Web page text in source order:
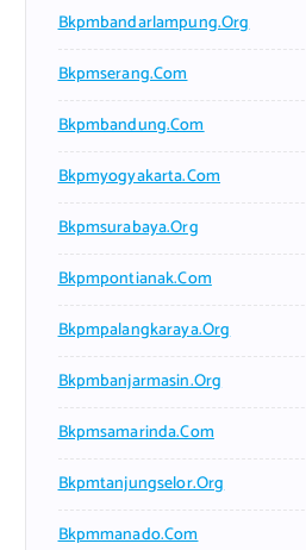
Bkpmbandarlampung.org
Bkpmserang.com
Bkpmbandung.com
Bkpmyogyakarta.com
Bkpmsurabaya.org
Bkpmpontianak.com
Bkpmpalangkaraya.org
Bkpmbanjarmasin.org
Bkpmsamarinda.com
Bkpmtanjungselor.org
Bkpmmanado.com